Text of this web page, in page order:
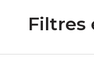
Filtres